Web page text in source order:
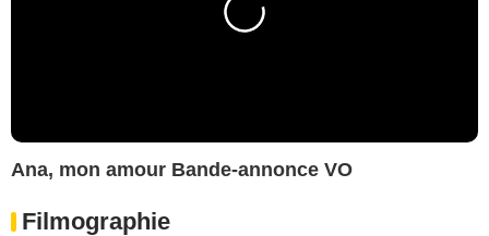
Ana, mon amour Bande-annonce VO
Filmographie